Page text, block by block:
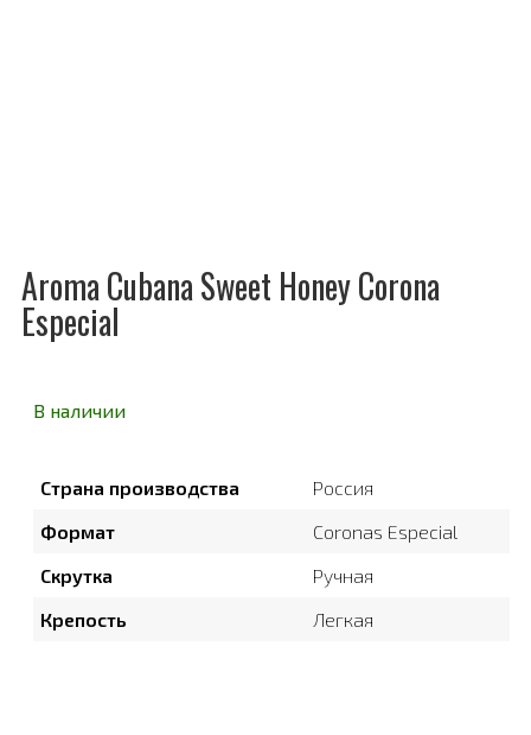
Aroma Cubana Sweet Honey Corona
Especial
В наличии
Страна производства
Россия
Формат
Coronas Especial
Скрутка
Ручная
Крепость
Легкая